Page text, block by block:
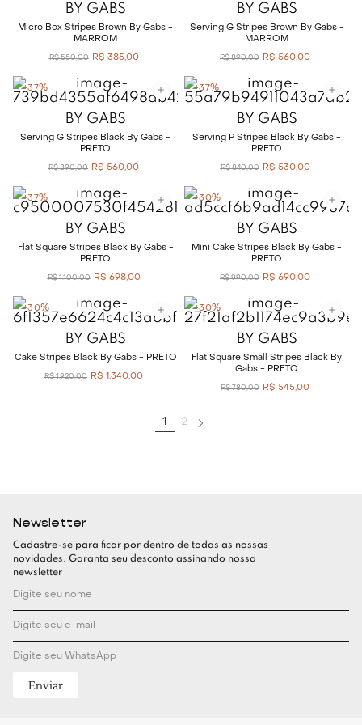
BY GABS
Micro Box Stripes Brown By Gabs -
MARROM
R$ 550,00 R$ 385,00
BY GABS
Serving G Stripes Brown By Gabs -
MARROM
R$ 890,00 R$ 560,00
-37%
BY GABS
Serving G Stripes Black By Gabs -
PRETO
R$ 890,00 R$ 560,00
-37%
BY GABS
Serving P Stripes Black By Gabs -
PRETO
R$ 840,00 R$ 530,00
-37%
BY GABS
Flat Square Stripes Black By Gabs -
PRETO
R$ 1.100,00 R$ 698,00
-30%
BY GABS
Mini Cake Stripes Black By Gabs -
PRETO
R$ 990,00 R$ 690,00
-30%
BY GABS
Cake Stripes Black By Gabs - PRETO
R$ 1.920,00 R$ 1.340,00
-30%
BY GABS
Flat Square Small Stripes Black By
Gabs - PRETO
R$ 780,00 R$ 545,00
1 2
Newsletter
Cadastre-se para ficar por dentro de todas as nossas
novidades. Garanta seu desconto assinando nossa
newsletter
Enviar